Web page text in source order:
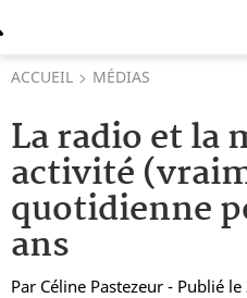
ACCUEIL MÉDIAS
La radio et la
activité
quotidienne
ans
Par Céline Pastezeur - Publié le